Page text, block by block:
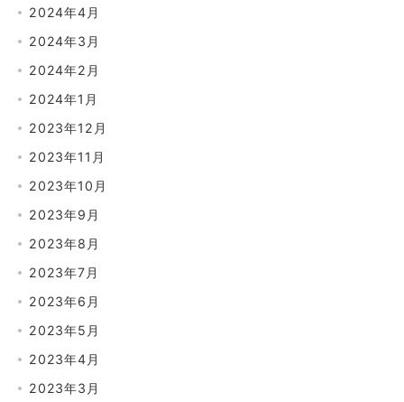
2024年4月
2024年3月
2024年2月
2024年1月
2023年12月
2023年11月
2023年10月
2023年9月
2023年8月
2023年7月
2023年6月
2023年5月
2023年4月
2023年3月